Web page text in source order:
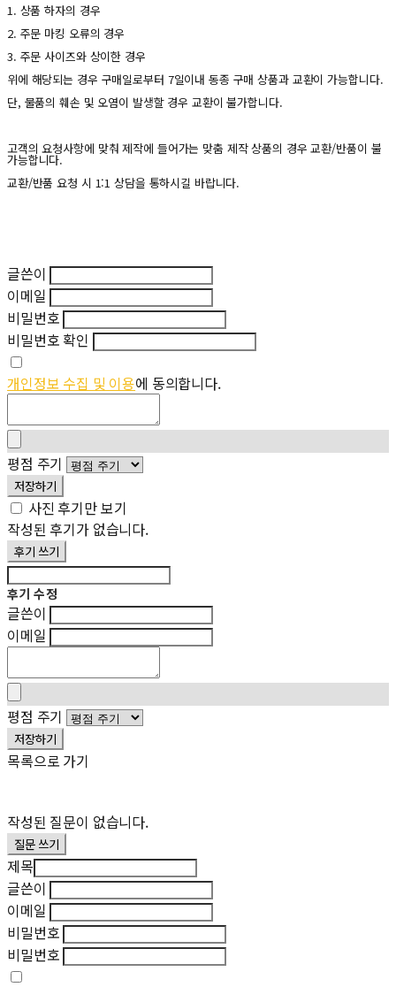
1. 상품 하자의 경우
2. 주문 마킹 오류의 경우
3. 주문 사이즈와 상이한 경우
위에 해당되는 경우 구매일로부터 7일이내 동종 구매 상품과 교환이 가능합니다.
단, 물품의 훼손 및 오염이 발생할 경우 교환이 불가합니다.
고객의 요청사항에 맞춰 제작에 들어가는 맞춤 제작 상품의 경우 교환/반품이 불
가능합니다.
교환/반품 요청 시 1:1 상담을 통하시길 바랍니다.
글쓴이
이메일
비밀번호
비밀번호 확인
개인정보 수집 및 이용에 동의합니다.
평점 주기
저장하기
사진 후기만 보기
작성된 후기가 없습니다.
후기 쓰기
후기 수정
글쓴이
이메일
평점 주기
저장하기
목록으로 가기
작성된 질문이 없습니다.
질문 쓰기
제목
글쓴이
이메일
비밀번호
비밀번호